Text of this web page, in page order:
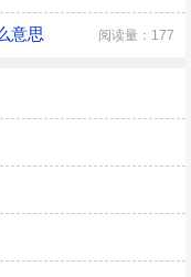
意思 阅读量：177